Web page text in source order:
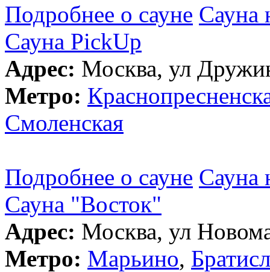
Подробнее о сауне Сауна
Сауна PickUp
Адрес: Москва, ул
Метро:
Смоленская
Подробнее о сауне Сауна
Сауна "Восток"
Адрес: Москва, ул
Метро: Марьино,